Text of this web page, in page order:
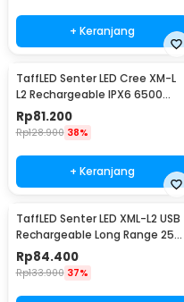
+ Keranjang
TaffLED Senter LED Cree XM-L
L2 Rechargeable IPX6 6500
Lumens - 701
Rp81.200
Rp128.900 38%
+ Keranjang
TaffLED Senter LED XML-L2 USB
Rechargeable Long Range 25W
1000 Lumens Without Battery
- XML-L2
Rp84.400
Rp133.900 37%